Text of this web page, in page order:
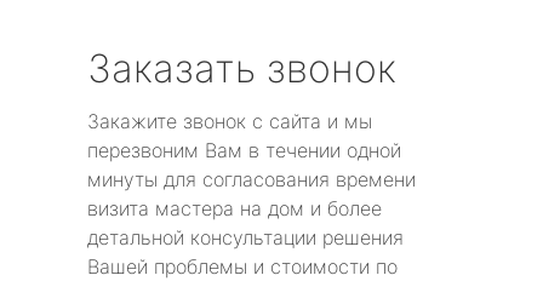
Заказать звонок
Закажите звонок с сайта и мы
перезвоним Вам в течении одной
минуты для согласования времени
визита мастера на дом и более
детальной консультации решения
Вашей проблемы и стоимости по